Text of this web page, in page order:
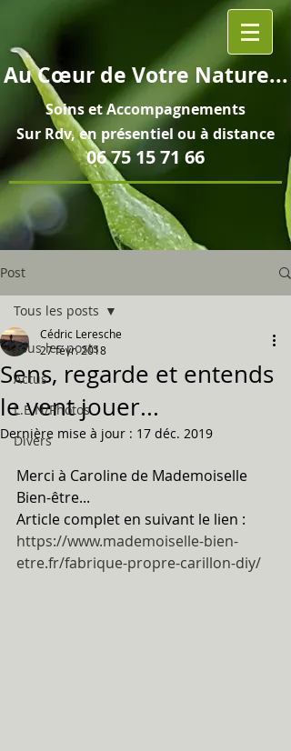
AuCœurde Votre Nature...
Soins etAccompagnements
Sur Rdv, en présentiel ou à distance
06 75 15 71 66
Post
Tous les posts
Actus
L.E.N/Photos
Divers
Tous les posts
Sens, regarde et entends
le vent jouer...
Cédric Leresche
27 févr. 2018
Dernière mise à jour : 17 déc. 2019
Merci à Caroline de Mademoiselle
Bien-être...
Article complet en suivant le lien :
https://www.mademoiselle-bien-
etre.fr/fabrique-propre-carillon-diy/